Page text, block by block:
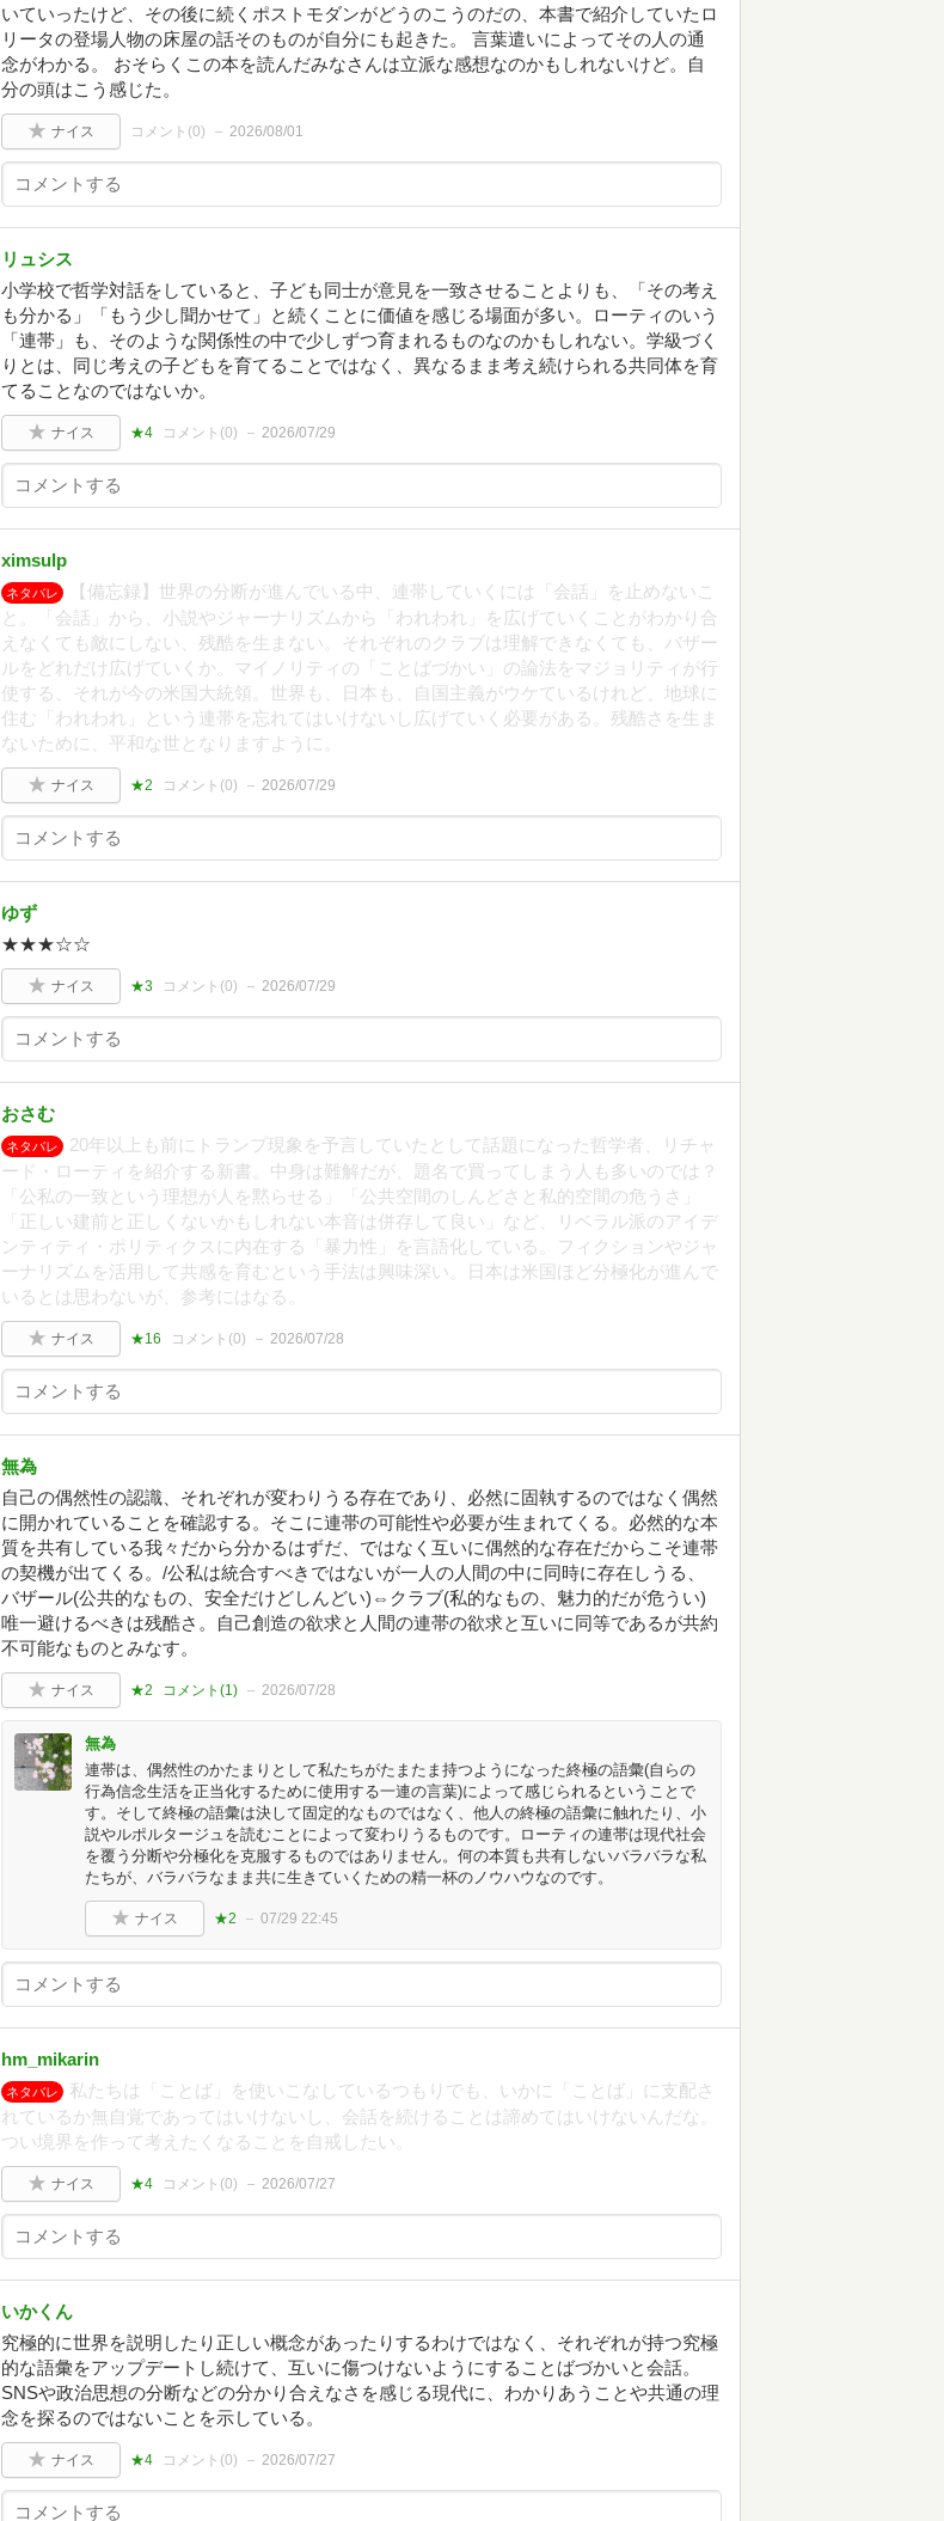
いていったけど、その後に続くポストモダンがどうのこうのだの、本書で紹介していたロ
リータの登場人物の床屋の話そのものが自分にも起きた。 言葉遣いによってその人の通
念がわかる。 おそらくこの本を読んだみなさんは立派な感想なのかもしれないけど。自
分の頭はこう感じた。
ナイス コメント(0) 2026/08/01
リュシス
小学校で哲学対話をしていると、子ども同士が意見を一致させることよりも、「その考え
も分かる」「もう少し聞かせて」と続くことに価値を感じる場面が多い。ローティのいう
「連帯」も、そのような関係性の中で少しずつ育まれるものなのかもしれない。学級づく
りとは、同じ考えの子どもを育てることではなく、異なるまま考え続けられる共同体を育
てることなのではないか。
ナイス ★4 コメント(0) 2026/07/29
ximsulp
ネタバレ
【備忘録】世界の分断が進んでいる中、連帯していくには「会話」を止めないこ
と。「会話」から、小説やジャーナリズムから「われわれ」を広げていくことがわかり合
えなくても敵にしない、残酷を生まない。それぞれのクラブは理解できなくても、バザー
ルをどれだけ広げていくか。マイノリティの「ことばづかい」の論法をマジョリティが行
使する、それが今の米国大統領。世界も、日本も、自国主義がウケているけれど、地球に
住む「われわれ」という連帯を忘れてはいけないし広げていく必要がある。残酷さを生ま
ないために、平和な世となりますように。
ナイス ★2 コメント(0) 2026/07/29
ゆず
★★★☆☆
ナイス ★3 コメント(0) 2026/07/29
おさむ
ネタバレ
20年以上も前にトランプ現象を予言していたとして話題になった哲学者、リチャ
ード・ローティを紹介する新書。中身は難解だが、題名で買ってしまう人も多いのでは？
「公私の一致という理想が人を黙らせる」「公共空間のしんどさと私的空間の危うさ」
「正しい建前と正しくないかもしれない本音は併存して良い」など、リベラル派のアイデ
ンティティ・ポリティクスに内在する「暴力性」を言語化している。フィクションやジャ
ーナリズムを活用して共感を育むという手法は興味深い。日本は米国ほど分極化が進んで
いるとは思わないが、参考にはなる。
ナイス ★16 コメント(0) 2026/07/28
無為
自己の偶然性の認識、それぞれが変わりうる存在であり、必然に固執するのではなく偶然
に開かれていることを確認する。そこに連帯の可能性や必要が生まれてくる。必然的な本
質を共有している我々だから分かるはずだ、ではなく互いに偶然的な存在だからこそ連帯
の契機が出てくる。/公私は統合すべきではないが一人の人間の中に同時に存在しうる、
バザール(公共的なもの、安全だけどしんどい)⇔クラブ(私的なもの、魅力的だが危うい)
唯一避けるべきは残酷さ。自己創造の欲求と人間の連帯の欲求と互いに同等であるが共約
不可能なものとみなす。
ナイス ★2 コメント(1) 2026/07/28
無為
連帯は、偶然性のかたまりとして私たちがたまたま持つようになった終極の語彙(自らの
行為信念生活を正当化するために使用する一連の言葉)によって感じられるということで
す。そして終極の語彙は決して固定的なものではなく、他人の終極の語彙に触れたり、小
説やルポルタージュを読むことによって変わりうるものです。ローティの連帯は現代社会
を覆う分断や分極化を克服するものではありません。何の本質も共有しないバラバラな私
たちが、バラバラなまま共に生きていくための精一杯のノウハウなのです。
ナイス ★2 07/29 22:45
hm_mikarin
ネタバレ
私たちは「ことば」を使いこなしているつもりでも、いかに「ことば」に支配さ
れているか無自覚であってはいけないし、会話を続けることは諦めてはいけないんだな。
つい境界を作って考えたくなることを自戒したい。
ナイス ★4 コメント(0) 2026/07/27
いかくん
究極的に世界を説明したり正しい概念があったりするわけではなく、それぞれが持つ究極
的な語彙をアップデートし続けて、互いに傷つけないようにすることばづかいと会話。
SNSや政治思想の分断などの分かり合えなさを感じる現代に、わかりあうことや共通の理
念を探るのではないことを示している。
ナイス ★4 コメント(0) 2026/07/27